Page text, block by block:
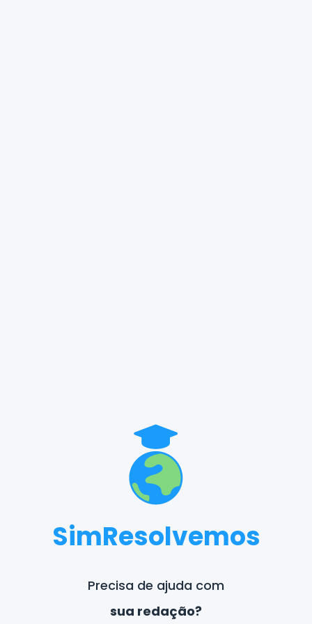
SimResolvemos
Precisa de ajuda com
sua lista?
sua redação?